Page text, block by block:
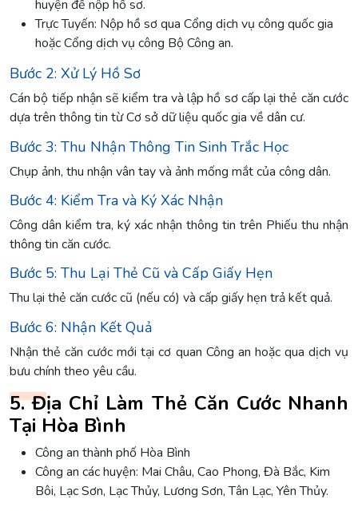
huyện để nộp hồ sơ.
Trực Tuyến: Nộp hồ sơ qua Cổng dịch vụ công quốc gia
hoặc Cổng dịch vụ công Bộ Công an.
Bước 2: Xử Lý Hồ Sơ
Cán bộ tiếp nhận sẽ kiểm tra và lập hồ sơ cấp lại thẻ căn cước
dựa trên thông tin từ Cơ sở dữ liệu quốc gia về dân cư.
Bước 3: Thu Nhận Thông Tin Sinh Trắc Học
Chụp ảnh, thu nhận vân tay và ảnh mống mắt của công dân.
Bước 4: Kiểm Tra và Ký Xác Nhận
Công dân kiểm tra, ký xác nhận thông tin trên Phiếu thu nhận
thông tin căn cước.
Bước 5: Thu Lại Thẻ Cũ và Cấp Giấy Hẹn
Thu lại thẻ căn cước cũ (nếu có) và cấp giấy hẹn trả kết quả.
Bước 6: Nhận Kết Quả
Nhận thẻ căn cước mới tại cơ quan Công an hoặc qua dịch vụ
bưu chính theo yêu cầu.
5. Địa Chỉ Làm Thẻ Căn Cước Nhanh
Tại Hòa Bình
Công an thành phố Hòa Bình
Công an các huyện: Mai Châu, Cao Phong, Đà Bắc, Kim
Bôi, Lạc Sơn, Lạc Thủy, Lương Sơn, Tân Lạc, Yên Thủy.